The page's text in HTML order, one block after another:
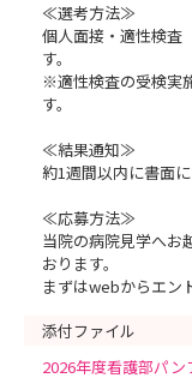
≪選考方法≫
個人面接・適性検
す。
※適性検査の受検実
す。
≪結果通知≫
約1週間以内に書面
≪応募方法≫
当院の病院見学へお
おります。
まずはwebからエン
添付ファイル
2026年度看護部パ